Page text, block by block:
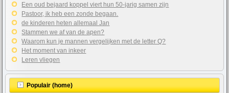
Een oud bejaard koppel viert hun 50-jarig samen zijn
Pastoor, ik heb een zonde begaan.
de kinderen heten allemaal Jan
Stammen we af van de apen?
Waarom kun je mannen vergelijken met de letter Q?
Het moment van inkeer
Leren vliegen
Populair (home)